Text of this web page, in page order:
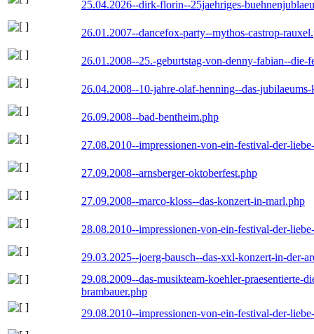
25.04.2026--dirk-florin--25jaehriges-
26.01.2007--dancefox-party--mythos-castrop-
26.01.2008--25.-geburtstag-von-denny-fabian--die-
26.04.2008--10-jahre-olaf-henning--das-
26.09.2008--bad-bentheim.php
27.08.2010--impressionen-von-ein-festival-der-
27.09.2008--arnsberger-oktoberfest.php
27.09.2008--marco-kloss--das-konzert-in-marl.php
28.08.2010--impressionen-von-ein-festival-der-
29.03.2025--joerg-bausch--das-xxl-konzert-in-der-
29.08.2009--das-musikteam-koehler-praesentierte-
brambauer.php
29.08.2010--impressionen-von-ein-festival-der-